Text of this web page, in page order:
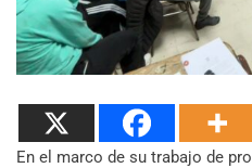
En el marco de su trabajo de